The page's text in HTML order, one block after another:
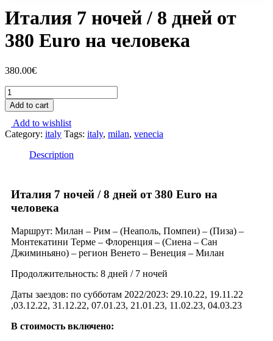
Италия 7 ночей / 8 дней от
380 Euro на человека
380.00€
Add to cart
Add to wishlist
Category: italy Tags: italy, milan, venecia
Description
Италия 7 ночей / 8 дней от 380 Euro на
человека
Маршрут: Милан – Рим – (Неаполь, Помпеи) – (Пиза) –
Монтекатини Терме – Флоренция – (Сиена – Сан
Джиминьяно) – регион Венето – Венеция – Милан
Продолжительность: 8 дней / 7 ночей
Даты заездов: по субботам 2022/2023: 29.10.22, 19.11.22
,03.12.22, 31.12.22, 07.01.23, 21.01.23, 11.02.23, 04.03.23
В стоимость включено: